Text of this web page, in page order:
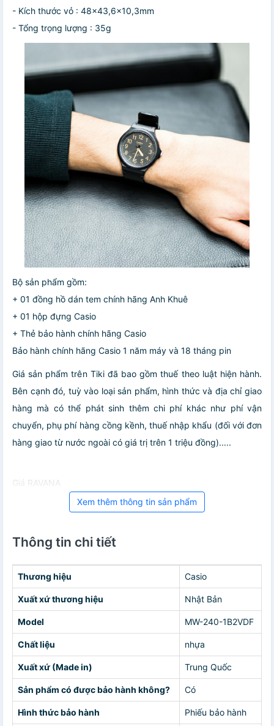
- Kích thước vỏ : 48×43,6×10,3mm
- Tổng trọng lượng : 35g
Bộ sản phẩm gồm:
+ 01 đồng hồ dán tem chính hãng Anh Khuê
+ 01 hộp đựng Casio
+ Thẻ bảo hành chính hãng Casio
Bảo hành chính hãng Casio 1 năm máy và 18 tháng pin
Giá sản phẩm trên Tiki đã bao gồm thuế theo luật hiện hành.
Bên cạnh đó, tuỳ vào loại sản phẩm, hình thức và địa chỉ giao
hàng mà có thể phát sinh thêm chi phí khác như phí vận
chuyển, phụ phí hàng cồng kềnh, thuế nhập khẩu (đối với đơn
hàng giao từ nước ngoài có giá trị trên 1 triệu đồng).....
Giá RAVANA
Xem thêm thông tin sản phẩm
Thông tin chi tiết
Thương hiệu Casio
Xuất xứ thương hiệu Nhật Bản
Model MW-240-1B2VDF
Chất liệu nhựa
Xuất xứ (Made in) Trung Quốc
Sản phẩm có được bảo hành không? Có
Hình thức bảo hành Phiếu bảo hành